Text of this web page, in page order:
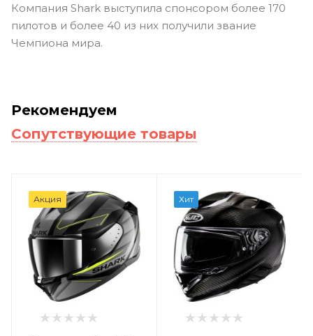
Компания Shark выступила спонсором более 170
пилотов и более 40 из них получили звание
Чемпиона мира.
Рекомендуем
Сопутствующие товары
Акция Хит